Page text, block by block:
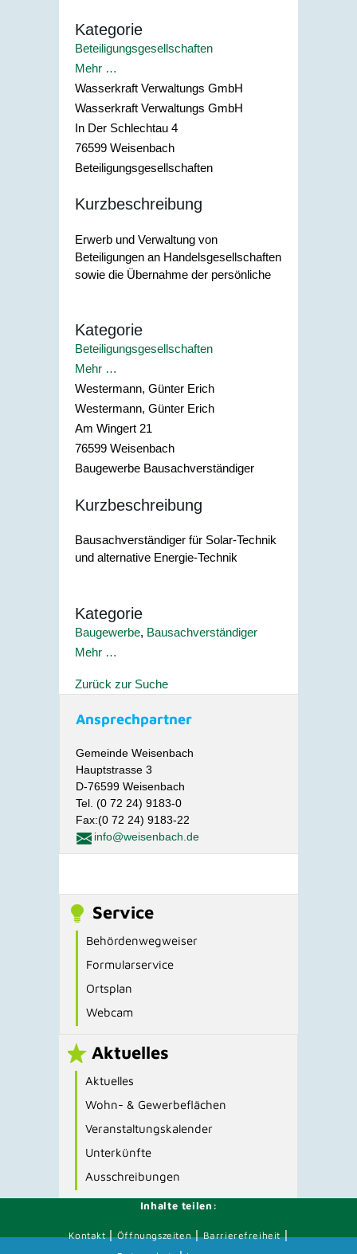
Kategorie
Beteiligungsgesellschaften
Mehr …
Wasserkraft Verwaltungs GmbH
Wasserkraft Verwaltungs GmbH
In Der Schlechtau 4
76599 Weisenbach
Beteiligungsgesellschaften
Kurzbeschreibung
Erwerb und Verwaltung von
Beteiligungen an Handelsgesellschaften
sowie die Übernahme der persönliche
Kategorie
Beteiligungsgesellschaften
Mehr …
Westermann, Günter Erich
Westermann, Günter Erich
Am Wingert 21
76599 Weisenbach
Baugewerbe Bausachverständiger
Kurzbeschreibung
Bausachverständiger für Solar-Technik
und alternative Energie-Technik
Kategorie
Baugewerbe, Bausachverständiger
Mehr …
Zurück zur Suche
Ansprechpartner
Gemeinde Weisenbach
Hauptstrasse 3
D-76599 Weisenbach
Tel. (0 72 24) 9183-0
Fax:(0 72 24) 9183-22
info@weisenbach.de
Service
Behördenwegweiser
Formularservice
Ortsplan
Webcam
Aktuelles
Aktuelles
Wohn- & Gewerbeflächen
Veranstaltungskalender
Unterkünfte
Ausschreibungen
Inhalte teilen:
Kontakt|Öffnungszeiten|Barrierefreiheit|